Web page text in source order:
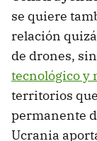
se quiere
relación
de drones,
tecnológico y
territorios
permanente
Ucrania